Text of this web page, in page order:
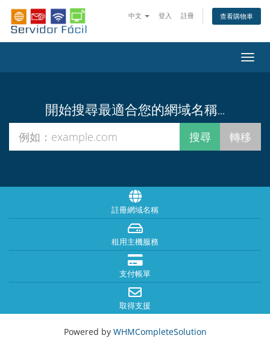
中文 登入 註冊 查看購物車
切
換
開始搜尋最適合您的網域名稱...
註冊網域名稱
租用主機服務
支付帳單
取得支援
Powered by WHMCompleteSolution